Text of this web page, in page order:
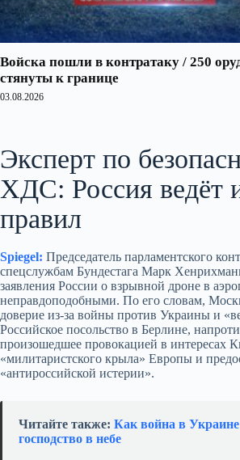
Войска пошли в контратаку / 250
стянуты к границе
03.08.2026
Эксперт по
ХДС: Россия ведёт
правил
Spiegel: Председатель парламентского
спецслужбам Бундестага Марк
заявления России о взрывной дроне в
неправдоподобными. По его словам,
доверие из‑за войны против Украины и
Российское посольство в Берлине,
произошедшее провокацией в интересах
«милитаристского крыла» Европы и
«антироссийской истерии».
Читайте также: Как война в Украине
господство в небе